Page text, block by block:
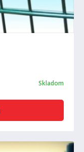
Skladom